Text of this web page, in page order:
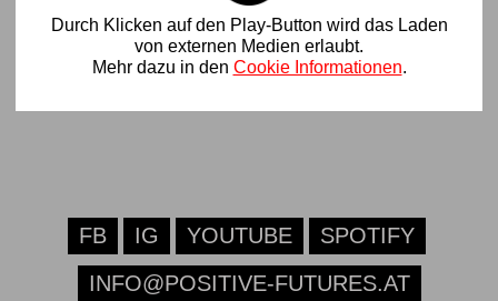
Durch Klicken auf den Play-Button wird das Laden
von externen Medien erlaubt.
Mehr dazu in den Cookie Informationen.
FB IG YOUTUBE
SPOTIFY
INFO@POSITIVE-FUTURES.AT